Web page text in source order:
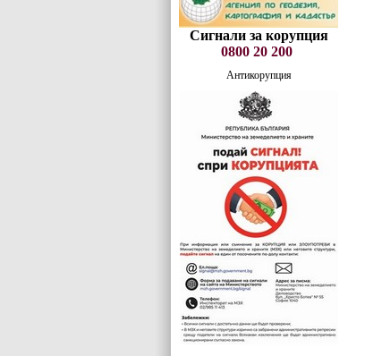
Сигнали за корупция
0800 20 200
Антикорупция